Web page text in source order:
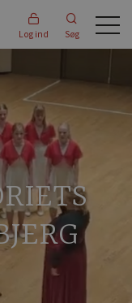
Log ind Søg